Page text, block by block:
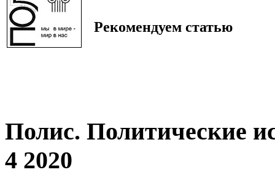
Рекомендуем статью
Полис. Политические
4 2020